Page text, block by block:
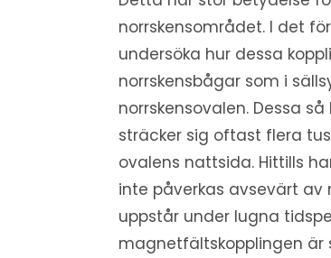
norrskensområdet. I det
undersöka hur dessa
norrskensbågar som i
norrskensovalen. Dessa
sträcker sig oftast flera
ovalens nattsida. Hittills
inte påverkas avsevärt
uppstår under lugna
magnetfältskopplingen är